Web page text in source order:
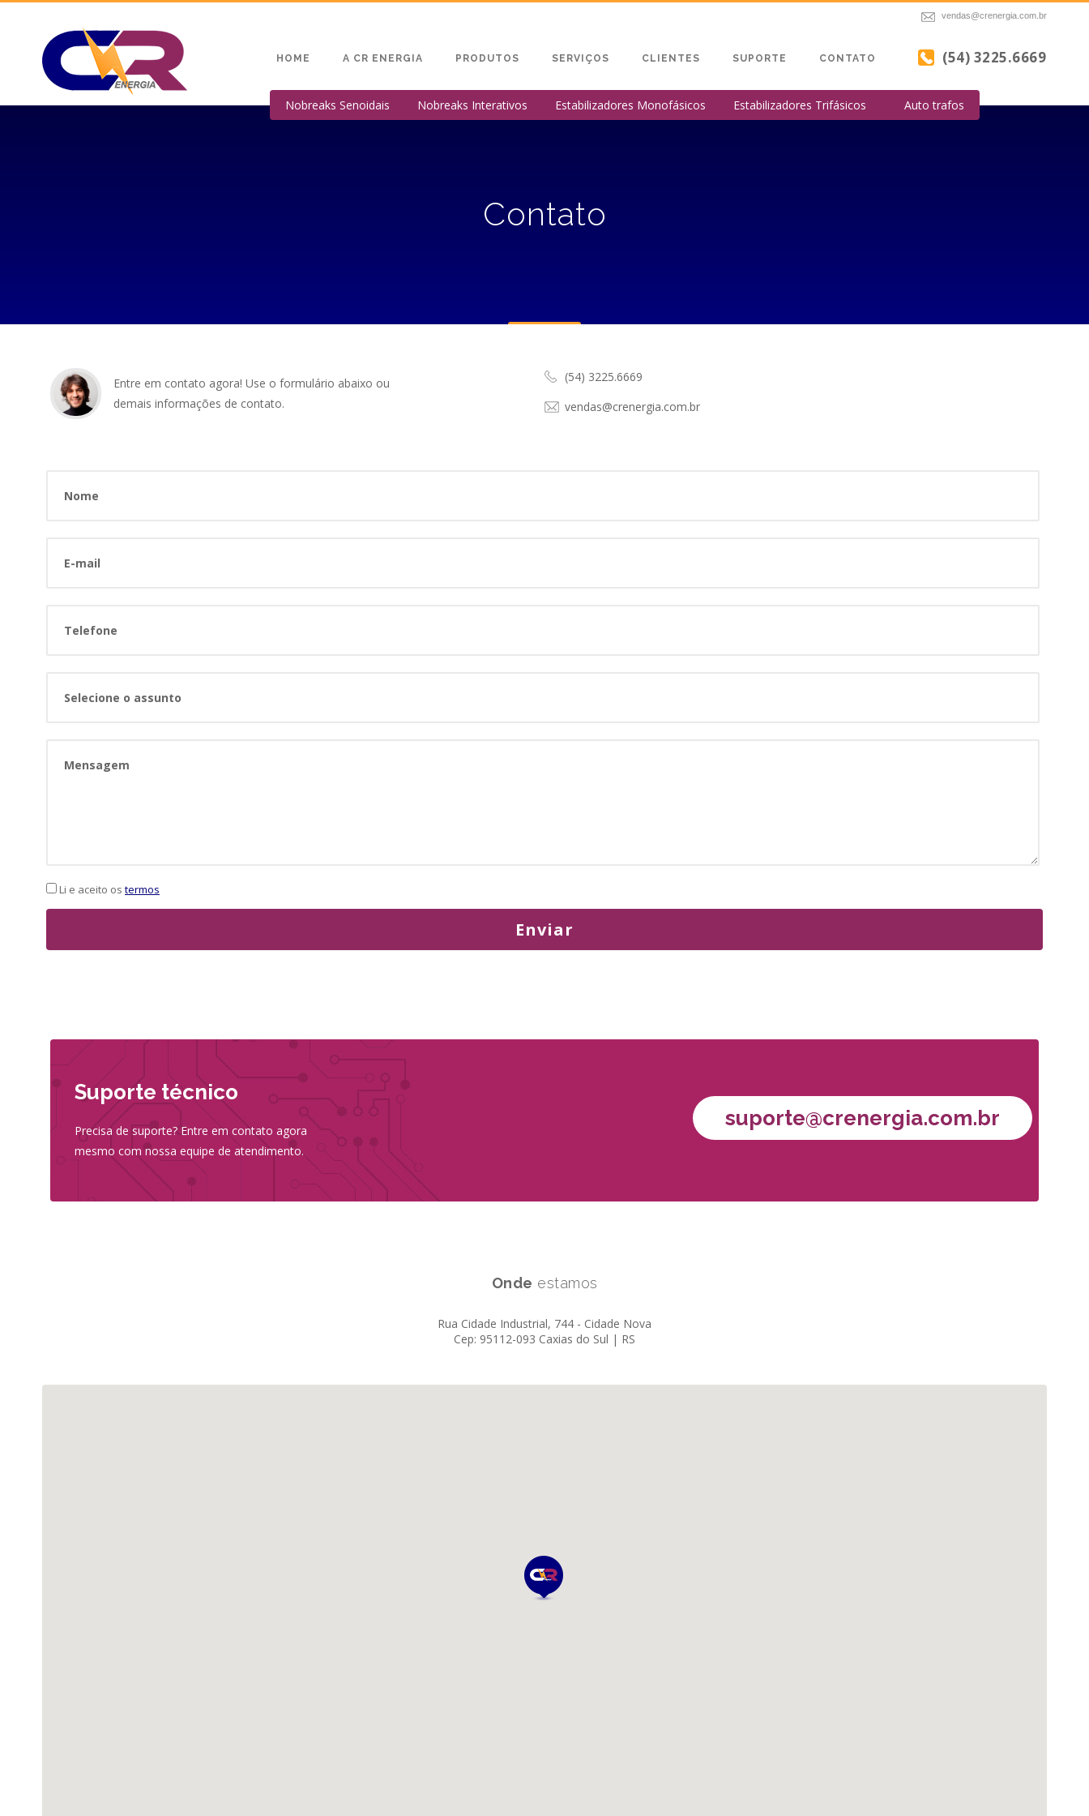
vendas@crenergia.com.br
HOME A CR ENERGIA PRODUTOS SERVIÇOS CLIENTES SUPORTE CONTATO (54) 3225.6669
Nobreaks Senoidais Nobreaks Interativos Estabilizadores Monofásicos Estabilizadores Trifásicos Auto trafos
Contato
Entre em contato agora! Use o formulário abaixo ou
demais informações de contato.
(54) 3225.6669
vendas@crenergia.com.br
Li e aceito os termos
Enviar
Suporte técnico
Precisa de suporte? Entre em contato agora
mesmo com nossa equipe de atendimento.
suporte@crenergia.com.br
Onde estamos
Rua Cidade Industrial, 744 - Cidade Nova
Cep: 95112-093 Caxias do Sul | RS